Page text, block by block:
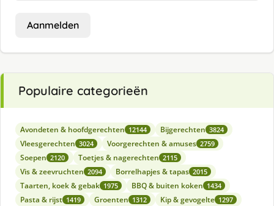
Aanmelden
Populaire categorieën
Avondeten & hoofdgerechten 12144 Bijgerechten 3824
Vleesgerechten 3024 Voorgerechten & amuses 2759
Soepen 2120 Toetjes & nagerechten 2115
Vis & zeevruchten 2094 Borrelhapjes & tapas 2015
Taarten, koek & gebak 1975 BBQ & buiten koken 1434
Pasta & rijst 1419 Groenten 1312 Kip & gevogelte 1297